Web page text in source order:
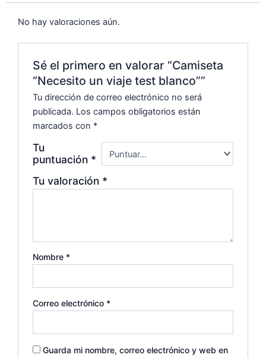
No hay valoraciones aún.
Sé el primero en valorar “Camiseta
“Necesito un viaje test blanco””
Tu dirección de correo electrónico no será
publicada. Los campos obligatorios están
marcados con *
Tu
puntuación *
Tu valoración *
Nombre *
Correo electrónico *
Guarda mi nombre, correo electrónico y web en